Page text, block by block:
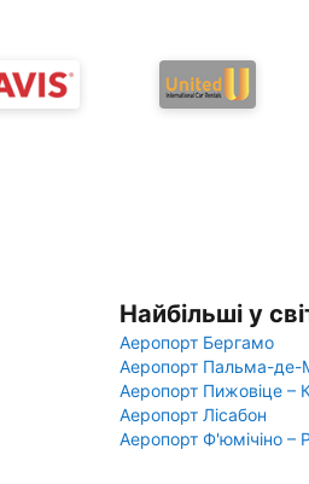
Найбільші у
Аеропорт Бергамо
Аеропорт Пальма-де-
Аеропорт Пижовіце –
Аеропорт Лісабон
Аеропорт Ф'юмічіно –